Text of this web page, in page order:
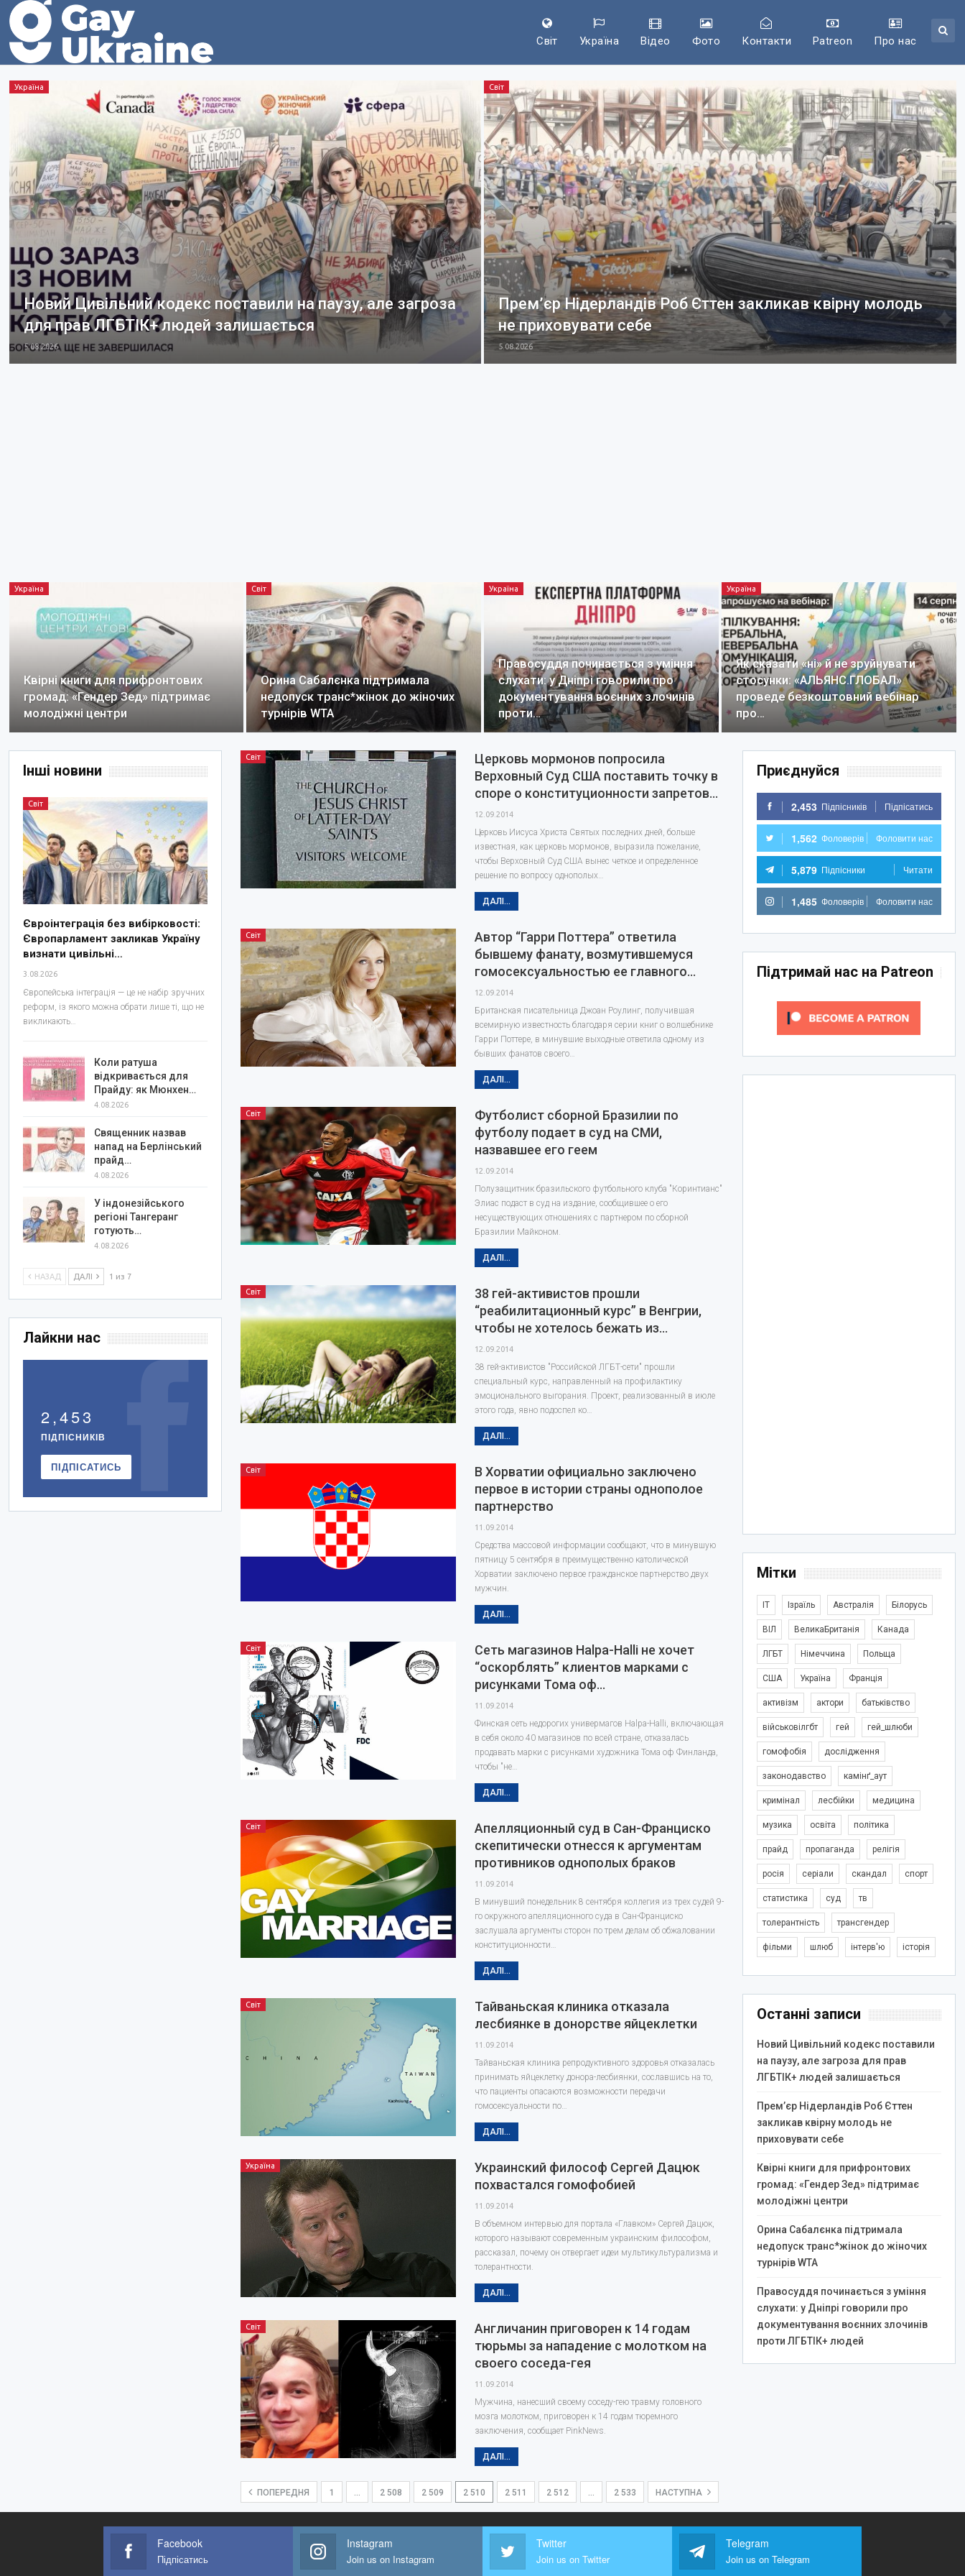
Світ Україна Відео Фото Контакти Patreon Про нас
Україна
Новий Цивільний кодекс поставили на паузу, але загроза
для прав ЛГБТІК+ людей залишається
5.08.2026
Світ
Прем’єр Нідерландів Роб Єттен закликав квірну молодь
не приховувати себе
5.08.2026
Україна
Квірні книги для прифронтових
громад: «Гендер Зед» підтримає
молодіжні центри
Світ
Орина Сабалєнка підтримала
недопуск транс*жінок до жіночих
турнірів WTA
Україна
Правосуддя починається з уміння
слухати: у Дніпрі говорили про
документування воєнних злочинів
проти…
Україна
Як сказати «ні» й не зруйнувати
стосунки: «АЛЬЯНС.ГЛОБАЛ»
проведе безкоштовний вебінар
про…
Світ
Церковь мормонов попросила
Верховный Суд США поставить точку в
споре о конституционности запретов…
12.09.2014
Церковь Иисуса Христа Святых последних дней, больше
известная, как церковь мормонов, выразила пожелание,
чтобы Верховный Суд США вынес четкое и определенное
решение по вопросу однополых…
ДАЛІ...
Світ
Автор “Гарри Поттера” ответила
бывшему фанату, возмутившемуся
гомосексуальностью ее главного…
12.09.2014
Британская писательница Джоан Роулинг, получившая
всемирную известность благодаря серии книг о волшебнике
Гарри Поттере, в минувшие выходные ответила одному из
бывших фанатов своего…
ДАЛІ...
Світ
Футболист сборной Бразилии по
футболу подает в суд на СМИ,
назвавшее его геем
12.09.2014
Полузащитник бразильского футбольного клуба "Коринтианс"
Элиас подаст в суд на издание, сообщившее о его
несуществующих отношениях с партнером по сборной
Бразилии Майконом.
ДАЛІ...
Світ
38 гей-активистов прошли
“реабилитационный курс” в Венгрии,
чтобы не хотелось бежать из…
12.09.2014
38 гей-активистов "Российской ЛГБТ-сети" прошли
специальный курс, направленный на профилактику
эмоционального выгорания. Проект, реализованный в июле
этого года, явно подоспел ко…
ДАЛІ...
Світ
В Хорватии официально заключено
первое в истории страны однополое
партнерство
11.09.2014
Средства массовой информации сообщают, что в минувшую
пятницу 5 сентября в преимущественно католической
Хорватии заключено первое гражданское партнерство двух
мужчин.
ДАЛІ...
Світ
Сеть магазинов Halpa-Halli не хочет
“оскорблять” клиентов марками с
рисунками Тома оф…
11.09.2014
Финская сеть недорогих универмагов Halpa-Halli, включающая
в себя около 40 магазинов по всей стране, отказалась
продавать марки с рисунками художника Тома оф Финланда,
чтобы "не…
ДАЛІ...
Світ
Апелляционный суд в Сан-Франциско
скепитически отнесся к аргументам
противников однополых браков
11.09.2014
В минувший понедельник 8 сентября коллегия из трех судей 9-
го окружного апелляционного суда в Сан-Франциско
заслушала аргументы сторон по трем делам об обжаловании
конституционности…
ДАЛІ...
Світ
Тайваньская клиника отказала
лесбиянке в донорстве яйцеклетки
11.09.2014
Тайваньская клиника репродуктивного здоровья отказалась
принимать яйцеклетку донора-лесбиянки, сославшись на то,
что пациенты опасаются возможности передачи
гомосексуальности по…
ДАЛІ...
Україна
Украинский философ Сергей Дацюк
похвастался гомофобией
11.09.2014
В объемном интервью для портала «Главком» Сергей Дацюк,
которого называют современным украинским философом,
рассказал, почему он отвергает идеи мультикультурализма и
толерантности.
ДАЛІ...
Світ
Англичанин приговорен к 14 годам
тюрьмы за нападение с молотком на
своего соседа-гея
11.09.2014
Мужчина, нанесший своему соседу-гею травму головного
мозга молотком, приговорен к 14 годам тюремного
заключения, сообщает PinkNews.
ДАЛІ...
ПОПЕРЕДНЯ 1 … 2 508 2 509 2 510 2 511 2 512 … 2 533 НАСТУПНА
Приєднуйся
2,453 Підпісників Підпісатись
1,562 Фоловерів Фоловити нас
5,879 Підпісники Читати
1,485 Фоловерів Фоловити нас
Підтримай нас на Patreon
Мітки
IT Ізраїль Австралія Білорусь
ВІЛ ВеликаБританія Канада
ЛГБТ Німеччина Польща
США Україна Франція
активізм актори батьківство
військовілгбт гей гей_шлюби
гомофобія дослідження
законодавство камінґ_аут
кримінал лесбійки медицина
музика освіта політика
прайд пропаганда релігія
росія серіали скандал спорт
статистика суд тв
толерантність трансгендер
фільми шлюб інтерв'ю історія
Останні записи
Новий Цивільний кодекс поставили
на паузу, але загроза для прав
ЛГБТІК+ людей залишається
Прем’єр Нідерландів Роб Єттен
закликав квірну молодь не
приховувати себе
Квірні книги для прифронтових
громад: «Гендер Зед» підтримає
молодіжні центри
Орина Сабалєнка підтримала
недопуск транс*жінок до жіночих
турнірів WTA
Правосуддя починається з уміння
слухати: у Дніпрі говорили про
документування воєнних злочинів
проти ЛГБТІК+ людей
Інші новини
Світ
Євроінтеграція без вибірковості:
Європарламент закликав Україну
визнати цивільні…
3.08.2026
Європейська інтеграція — це не набір зручних
реформ, із якого можна обрати лише ті, що не
викликають…
Коли ратуша
відкривається для
Прайду: як Мюнхен…
4.08.2026
Священник назвав
напад на Берлінський
прайд…
4.08.2026
У індонезійського
регіоні Тангеранг
готують…
4.08.2026
НАЗАД ДАЛІ 1 из 7
Лайкни нас
2,453
ПІДПІСНИКІВ
ПІДПІСАТИСЬ
Facebook
Підпісатись
Instagram
Join us on Instagram
Twitter
Join us on Twitter
Telegram
Join us on Telegram